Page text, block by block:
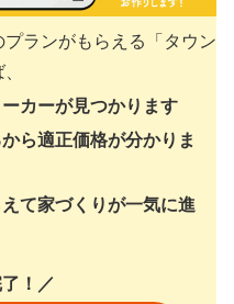
ランがもらえる「タウン
カーが見つかります
ら適正価格が分かりま
て家づくりが一気に進
！／